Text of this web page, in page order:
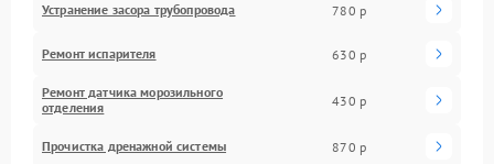
Устранение засора трубопровода 780 р
Ремонт испарителя 630 р
Ремонт датчика морозильного
отделения
430 р
Прочистка дренажной системы 870 р